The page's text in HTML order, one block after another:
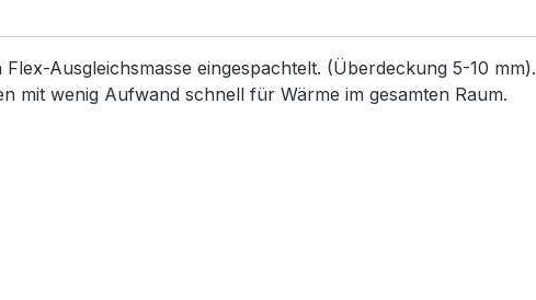
Ausgleichsmasse eingespachtelt. (Überdeckung 5-10 mm).
mit wenig Aufwand schnell für Wärme im gesamten Raum.